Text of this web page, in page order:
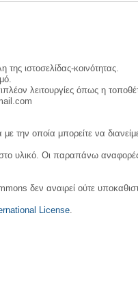
ιστοσελίδας-κοινότητας.
λειτουργίες όπως η
οποία μπορείτε να
υλικό. Οι παραπάνω
δεν αναιρεί ούτε
License.